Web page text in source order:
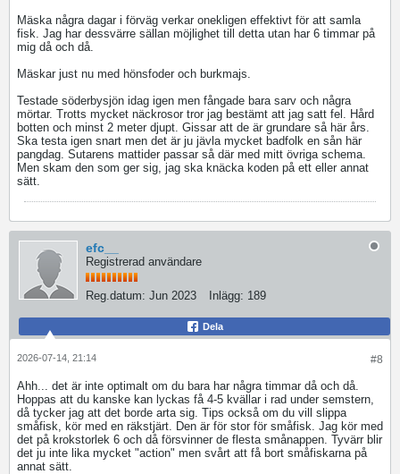
Mäska några dagar i förväg verkar onekligen effektivt för att samla
fisk. Jag har dessvärre sällan möjlighet till detta utan har 6 timmar på
mig då och då.
Mäskar just nu med hönsfoder och burkmajs.
Testade söderbysjön idag igen men fångade bara sarv och några
mörtar. Trotts mycket näckrosor tror jag bestämt att jag satt fel. Hård
botten och minst 2 meter djupt. Gissar att de är grundare så här års.
Ska testa igen snart men det är ju jävla mycket badfolk en sån här
pangdag. Sutarens mattider passar så där med mitt övriga schema.
Men skam den som ger sig, jag ska knäcka koden på ett eller annat
sätt.
efc__
Registrerad användare
Reg.datum: Jun 2023 Inlägg: 189
Dela
#8
2026-07-14, 21:14
Ahh... det är inte optimalt om du bara har några timmar då och då.
Hoppas att du kanske kan lyckas få 4-5 kvällar i rad under semstern,
då tycker jag att det borde arta sig. Tips också om du vill slippa
småfisk, kör med en räkstjärt. Den är för stor för småfisk. Jag kör med
det på krokstorlek 6 och då försvinner de flesta smånappen. Tyvärr blir
det ju inte lika mycket "action" men svårt att få bort småfiskarna på
annat sätt.